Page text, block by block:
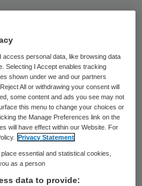
(SBB) gaan
Op maandag 2
partijen in
Daarin
en leerbanen te
en frisse inzichten
access personal data, like browsing data
Selecting I Accept enables tracking
shown under we and our partners
All or withdrawing your consent will
some content and ads you see may not
this menu to change your choices or
the Manage Preferences link on the
will have effect within our Website. For
Privacy Statement
essential and statistical cookies,
as a person
data to provide: